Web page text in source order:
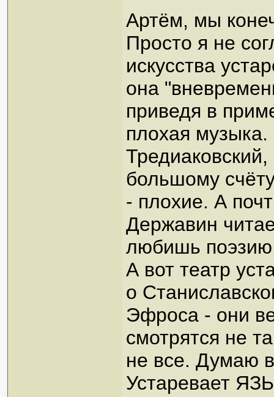
Артём, мы
Просто я не
искусства
она
приведя в
плохая
большому
- плохие. А
Державин
любишь
А вот театр
о
Эфроса - они
смотрятся не
не все. Думаю
Устаревает